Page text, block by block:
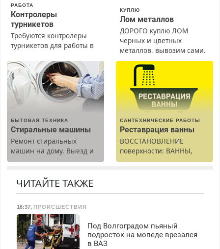
РАБОТА
Контролеры
турникетов
Требуются контролеры
турникетов для работы в
(мужчины, женщины).
Прием по ТК РФ. График
работы любой.
Бесплатное проживание.
З/п – до 96000 рублей до
Ежемесячно
выплачивается денежная
премия. Возможно
бесплатное обучение,
получение документов,
транспортной
безопасности с з/п до
КУПЛЮ
Лом металлов
ДОРОГО куплю ЛОМ
черных и цветных
металлов, вывозим сами.
БЫТОВАЯ ТЕХНИКА
Стиральные машины
Ремонт стиральных
машин на дому. Выезд и
диагностика бесплатно.
САНТЕХНИЧЕСКИЕ РАБОТЫ
Реставрация ванны
ВОССТАНОВЛЕНИЕ
поверхности: ВАННЫ,
раковины, подоконника.
ЧИТАЙТЕ ТАКЖЕ
16:37, ПРОИСШЕСТВИЯ
Под Волгоградом пьяный
подросток на мопеде врезался
в ВАЗ